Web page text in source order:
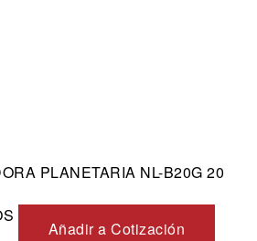
PLANETARIA NL-B20G 20
Añadir a Cotización